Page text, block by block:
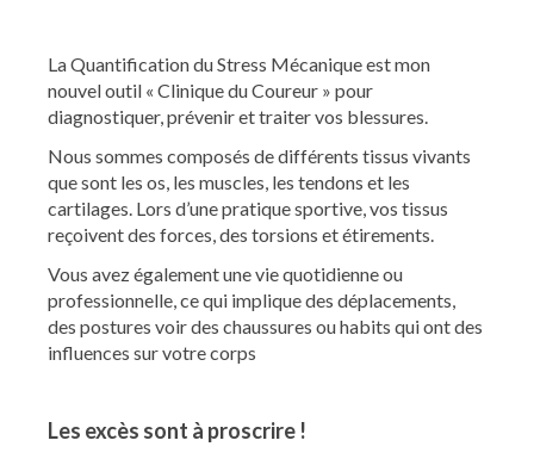
La Quantification du Stress Mécanique est mon
nouvel outil « Clinique du Coureur » pour
diagnostiquer, prévenir et traiter vos blessures.
Nous sommes composés de différents tissus vivants
que sont les os, les muscles, les tendons et les
cartilages. Lors d’une pratique sportive, vos tissus
reçoivent des forces, des torsions et étirements.
Vous avez également une vie quotidienne ou
professionnelle, ce qui implique des déplacements,
des postures voir des chaussures ou habits qui ont des
influences sur votre corps
Les excès sont à proscrire !